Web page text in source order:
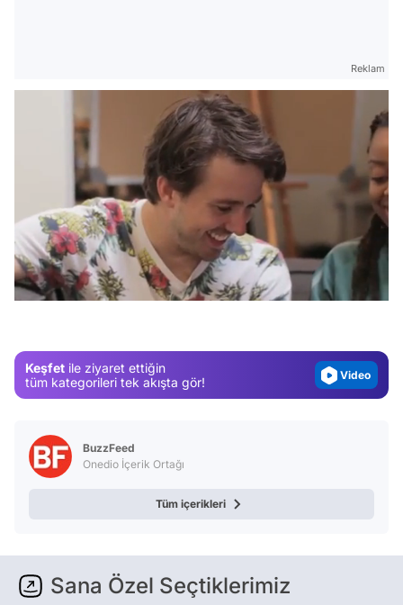
Reklam
/
Keşfet ile ziyaret ettiğin
tüm kategorileri tek akışta gör!
Video
Video
BuzzFeed
Onedio İçerik Ortağı
Tüm içerikleri
Sana Özel Seçtiklerimiz